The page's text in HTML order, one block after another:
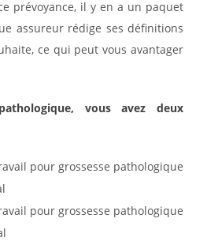
prévoyance, il y en a un paquet
assureur rédige ses définitions
ce qui peut vous avantager
vous avez deux
pour grossesse pathologique
pour grossesse pathologique